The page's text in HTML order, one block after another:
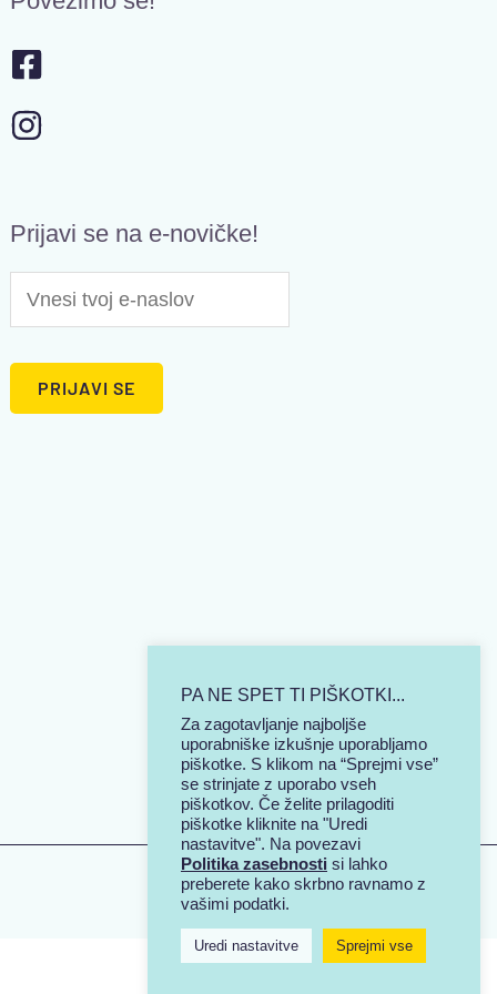
Prijavi se na e-novičke!
PA NE SPET TI PIŠKOTKI...
Za zagotavljanje najboljše
uporabniške izkušnje uporabljamo
piškotke. S klikom na “Sprejmi vse”
se strinjate z uporabo vseh
piškotkov. Če želite prilagoditi
piškotke kliknite na "Uredi
nastavitve". Na povezavi
Politika zasebnosti si lahko
preberete kako skrbno ravnamo z
vašimi podatki.
Uredi nastavitve Sprejmi vse